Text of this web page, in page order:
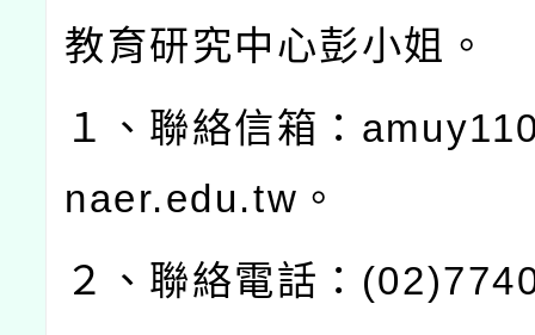
教育研究中心彭小姐。
１、聯絡信箱：
naer.edu.tw 。
２、聯絡電話：